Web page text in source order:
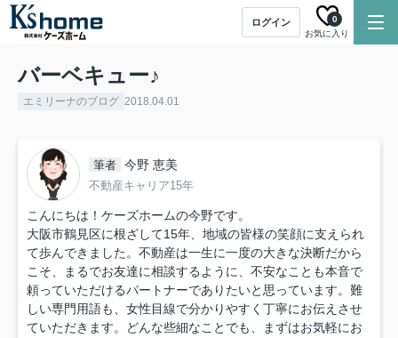
ログイン
お気に入り
0
バーベキュー♪
エミリーナのブログ 2018.04.01
筆者 今野 恵美
不動産キャリア15年
こんにちは！ケーズホームの今野です。
大阪市鶴見区に根ざして15年、地域の皆様の笑顔に支えられ
て歩んできました。不動産は一生に一度の大きな決断だから
こそ、まるでお友達に相談するように、不安なことも本音で
頼っていただけるパートナーでありたいと思っています。難
しい専門用語も、女性目線で分かりやすく丁寧にお伝えさせ
ていただきます。どんな些細なことでも、まずはお気軽にお